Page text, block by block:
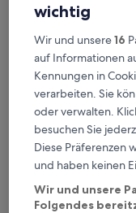
Verdiene
Mehr
Überprüfe die
Heute
6. Aug. - 7. Aug.
wichtig
Wir und unsere16
auf Informationen
Kennungen in
verarbeiten. Sie
oder verwalten.
besuchen Sie
Diese Präferenzen
und haben keinen
Wir und unsere
Folgendes